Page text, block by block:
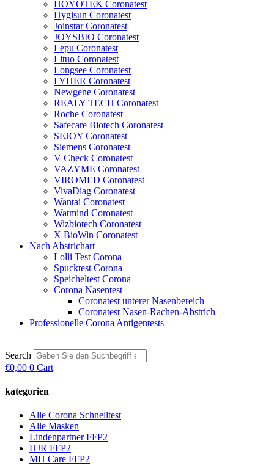
HOYOTEK Coronatest
Hygisun Coronatest
Joinstar Coronatest
JOYSBIO Coronatest
Lepu Coronatest
Lituo Coronatest
Longsee Coronatest
LYHER Coronatest
Newgene Coronatest
REALY TECH Coronatest
Roche Coronatest
Safecare Biotech Coronatest
SEJOY Coronatest
Siemens Coronatest
V Check Coronatest
VAZYME Coronatest
VIROMED Coronatest
VivaDiag Coronatest
Wantai Coronatest
Watmind Coronatest
Wizbiotech Coronatest
X BioWin Coronatest
Nach Abstrichart
Lolli Test Corona
Spucktest Corona
Speicheltest Corona
Corona Nasentest
Coronatest unterer Nasenbereich
Coronatest Nasen-Rachen-Abstrich
Professionelle Corona Antigentests
Search
€0,00 0 Cart
kategorien
Alle Corona Schnelltest
Alle Masken
Lindenpartner FFP2
HJR FFP2
MH Care FFP2